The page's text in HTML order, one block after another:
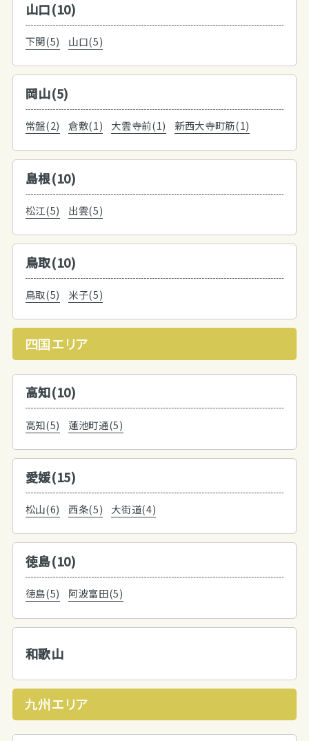
山口(10)
下関(5) 山口(5)
岡山(5)
常盤(2) 倉敷(1) 大雲寺前(1) 新西大寺町筋(1)
島根(10)
松江(5) 出雲(5)
鳥取(10)
鳥取(5) 米子(5)
四国エリア
高知(10)
高知(5) 蓮池町通(5)
愛媛(15)
松山(6) 西条(5) 大街道(4)
徳島(10)
徳島(5) 阿波富田(5)
和歌山
九州エリア